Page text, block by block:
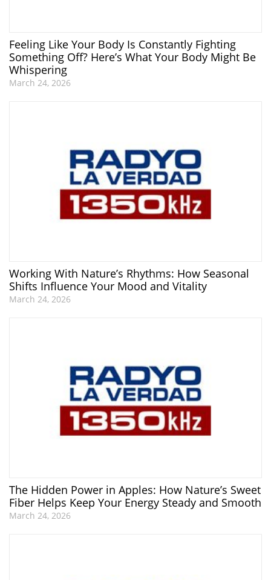
Feeling Like Your Body Is Constantly Fighting
Something Off? Here’s What Your Body Might Be
Whispering
March 24, 2026
Working With Nature’s Rhythms: How Seasonal
Shifts Influence Your Mood and Vitality
March 24, 2026
The Hidden Power in Apples: How Nature’s Sweet
Fiber Helps Keep Your Energy Steady and Smooth
March 24, 2026